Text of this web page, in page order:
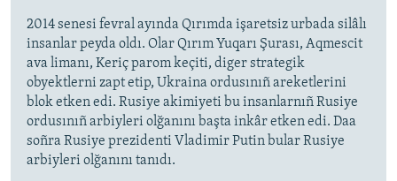
2014 senesi fevral ayında Qırımda işaretsiz urbada silâlı
insanlar peyda oldı. Olar Qırım Yuqarı Şurası, Aqmescit
ava limanı, Keriç parom keçiti, diger strategik
obyektlerni zapt etip, Ukraina ordusınıñ areketlerini
blok etken edi. Rusiye akimiyeti bu insanlarnıñ Rusiye
ordusınıñ arbiyleri olğanını başta inkâr etken edi. Daa
soñra Rusiye prezidenti Vladimir Putin bular Rusiye
arbiyleri olğanını tanıdı.